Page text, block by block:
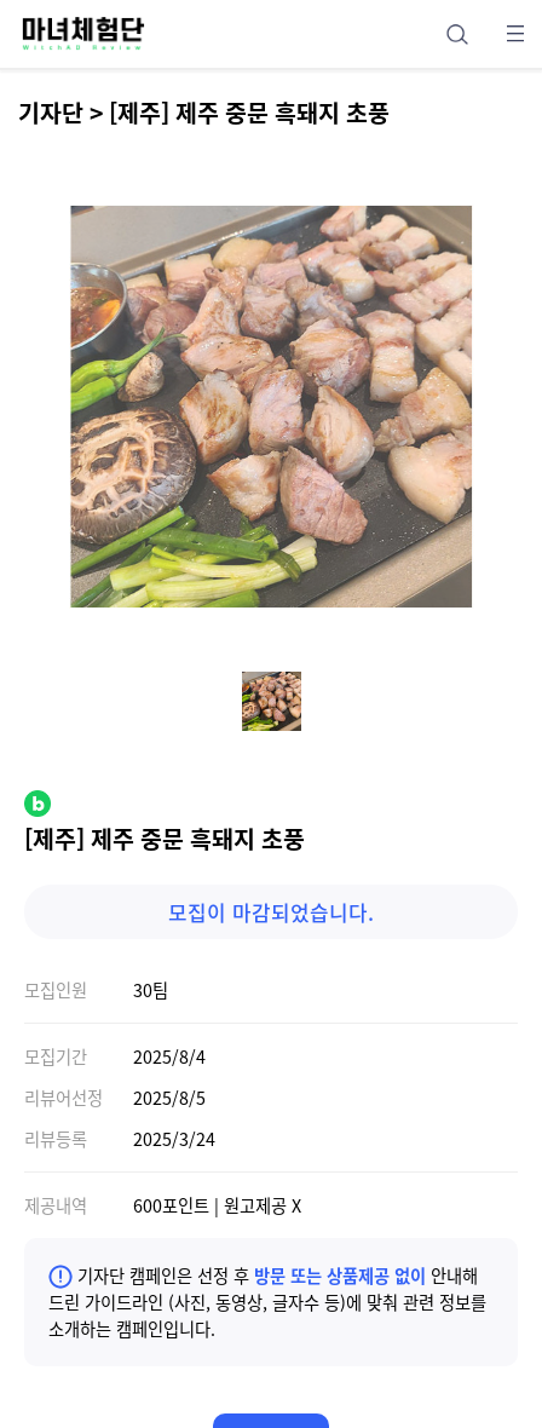
기자단 > [제주] 제주 중문 흑돼지 초풍
[제주] 제주 중문 흑돼지 초풍
모집이 마감되었습니다.
모집인원 30팀
모집기간
2025/8/4
리뷰어선정
2025/8/5
리뷰등록
2025/3/24
제공내역 600포인트 | 원고제공 X
기자단 캠페인은 선정 후 방문 또는 상품제공 없이 안내해
드린 가이드라인 (사진, 동영상, 글자수 등)에 맞춰 관련 정보를
소개하는 캠페인입니다.